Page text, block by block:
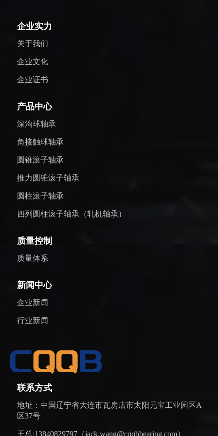
企业实力
关于我们
企业文化
企业证书
产品中心
深沟球轴承
角接触球轴承
圆锥滚子轴承
推力圆锥滚子轴承
圆柱滚子轴承
四列圆柱滚子轴承（轧机轴承）
质量控制
质量体系
新闻中心
企业新闻
行业新闻
联系方式
地址：中国辽宁省大连市瓦房店市太阳元宝工业园区A
区37号
王总:13840829797（jack.wang@cqqbbearing.com）